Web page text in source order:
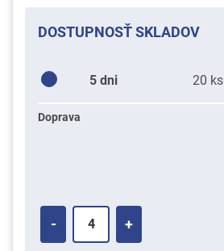
DOSTUPNOSŤ SKLADOV
5 dni 20 ks
Doprava
+
-